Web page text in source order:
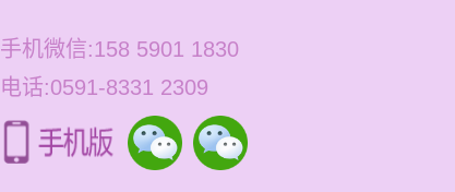
手机微信:158 5901 1830
电话:0591-8331 2309